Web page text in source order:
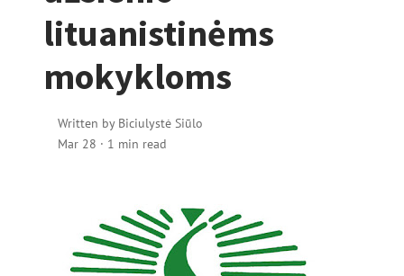
lituanistinėms
mokykloms
Written by Biciulystė Siūlo
Mar 28 · 1 min read